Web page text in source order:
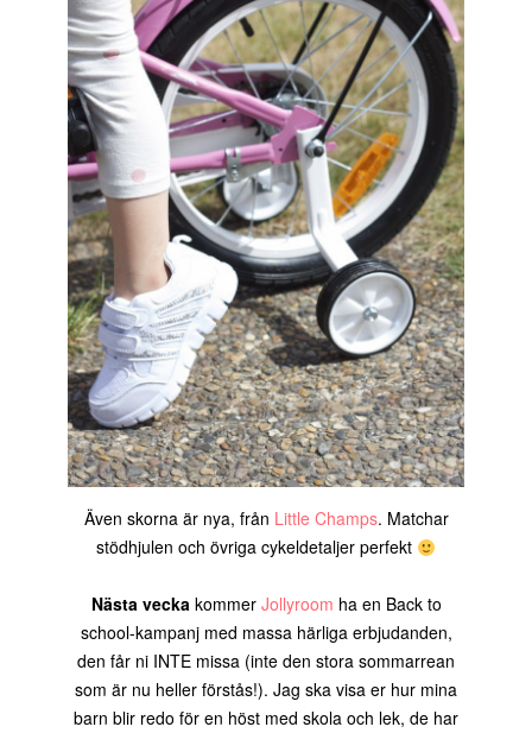
Även skorna är nya, från Little Champs. Matchar
stödhjulen och övriga cykeldetaljer perfekt
Nästa veckakommer Jollyroom ha en Back to
school-kampanj med massa härliga erbjudanden,
den får ni INTE missa (inte den stora sommarrean
som är nu heller förstås!). Jag ska visa er hur mina
barn blir redo för en höst med skola och lek, de har